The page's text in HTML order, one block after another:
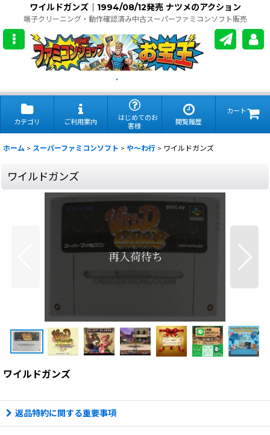
ワイルドガンズ｜1994/08/12発売 ナツメのアクション
端子クリーニング・動作確認済み中古スーパーファミコンソフト販売
.
カテゴリ ご利用案内
はじめてのお
客様
閲覧履歴
カート
ホーム > スーパーファミコンソフト > や〜わ行 > ワイルドガンズ
ワイルドガンズ
ワイルドガンズ
返品特約に関する重要事項